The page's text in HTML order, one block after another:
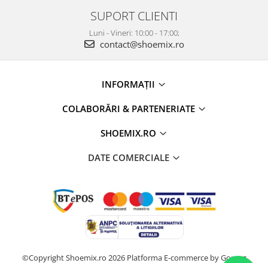
SUPORT CLIENTI
Luni - Vineri: 10:00 - 17:00;
contact@shoemix.ro
INFORMAȚII
COLABORĂRI & PARTENERIATE
SHOEMIX.RO
DATE COMERCIALE
©Copyright Shoemix.ro 2026 Platforma E-commerce by Gomag